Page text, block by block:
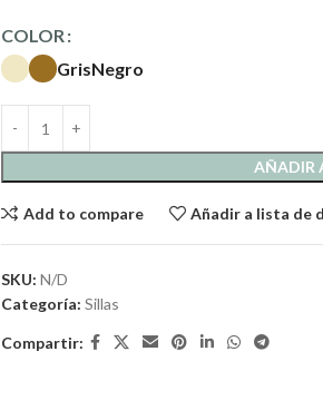
COLOR
GrisNegro
AÑADIR
Add to compare Añadir a lista de
SKU: N/D
Categoría: Sillas
Compartir: